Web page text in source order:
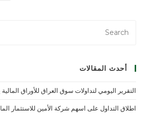
أحدث المقالات
التقرير اليومي لتداولات سوق العراق للأوراق المالية يوم 06 اب
اطلاق التداول على اسهم شركة الأمين للاستثمار